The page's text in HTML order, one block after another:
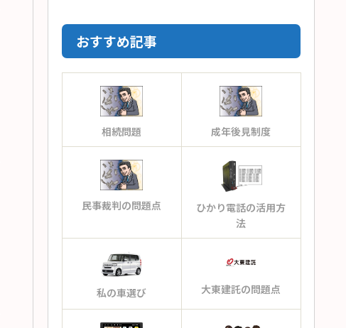
おすすめ記事
相続問題 成年後見制度
民事裁判の問題点
ひかり電話の活用方
法
私の車選び 大東建託の問題点